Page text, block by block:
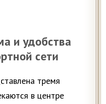
и удобства
сети
тремя
в центре